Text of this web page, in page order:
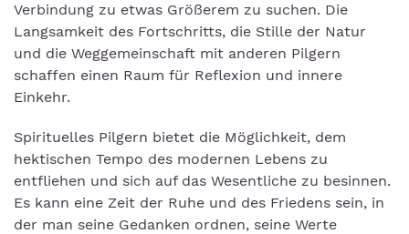
Verbindung zu etwas Größerem zu suchen. Die
Langsamkeit des Fortschritts, die Stille der Natur
und die Weggemeinschaft mit anderen Pilgern
schaffen einen Raum für Reflexion und innere
Einkehr.
Spirituelles Pilgern bietet die Möglichkeit, dem
hektischen Tempo des modernen Lebens zu
entfliehen und sich auf das Wesentliche zu besinnen.
Es kann eine Zeit der Ruhe und des Friedens sein, in
der man seine Gedanken ordnen, seine Werte